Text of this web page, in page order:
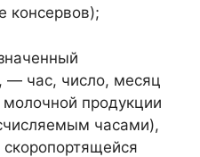
консервов);
— час, число, месяц
продукции
часами),